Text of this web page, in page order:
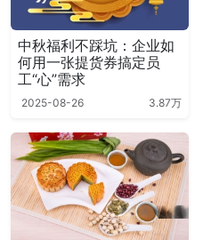
中秋福利不踩坑：企业如
何用一张提货券搞定员
工“心”需求
2025-08-26 3.87万